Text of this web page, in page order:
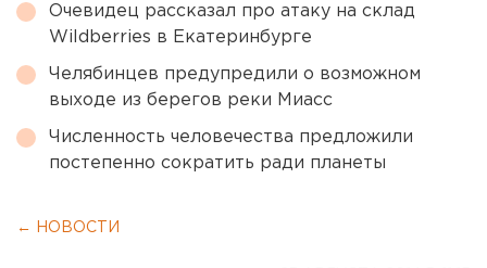
Очевидец рассказал про атаку на склад
Wildberries в Екатеринбурге
Челябинцев предупредили о возможном
выходе из берегов реки Миасс
Численность человечества предложили
постепенно сократить ради планеты
← НОВОСТИ